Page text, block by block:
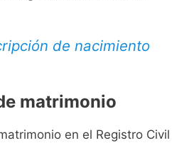
de nacimiento
matrimonio
en el Registro Civil